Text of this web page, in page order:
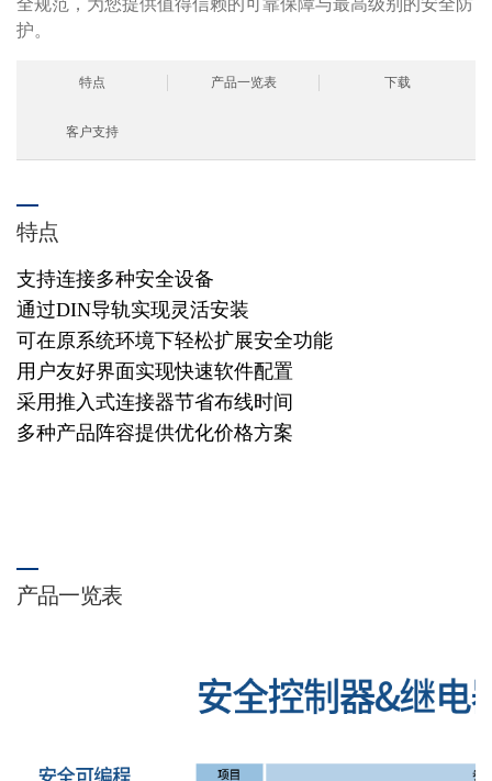
全规范，为您提供值得信赖的可靠保障与最高级别的安全防
护。
特点 产品一览表 下载
客户支持
特点
支持连接多种安全设备
通过DIN导轨实现灵活安装
可在原系统环境下轻松扩展安全功能
用户友好界面实现快速软件配置
采用推入式连接器节省布线时间
多种产品阵容提供优化价格方案
产品一览表